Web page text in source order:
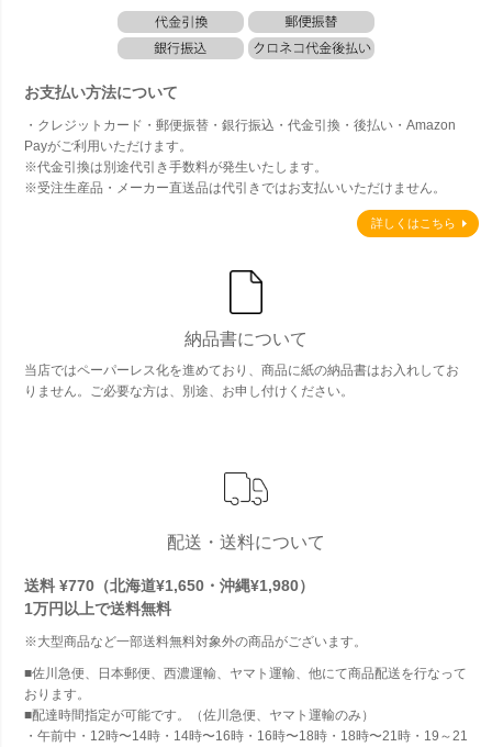
お支払い方法について
・クレジットカード・郵便振替・銀行振込・代金引換・後払い・Amazon
Payがご利用いただけます。
※代金引換は別途代引き手数料が発生いたします。
※受注生産品・メーカー直送品は代引きではお支払いいただけません。
詳しくはこちら
納品書について
当店ではペーパーレス化を進めており、商品に紙の納品書はお入れしてお
りません。ご必要な方は、別途、お申し付けください。
配送・送料について
送料 ¥770（北海道¥1,650・沖縄¥1,980）
1万円以上で送料無料
※大型商品など一部送料無料対象外の商品がございます。
■佐川急便、日本郵便、西濃運輸、ヤマト運輸、他にて商品配送を行なって
おります。
■配達時間指定が可能です。（佐川急便、ヤマト運輸のみ）
・午前中・12時〜14時・14時〜16時・16時〜18時・18時〜21時・19～21